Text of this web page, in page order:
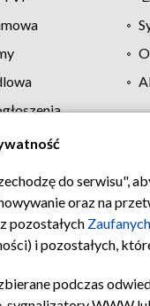
do serwisu",
oraz na
pozostałych
i pozostałych,
podczas